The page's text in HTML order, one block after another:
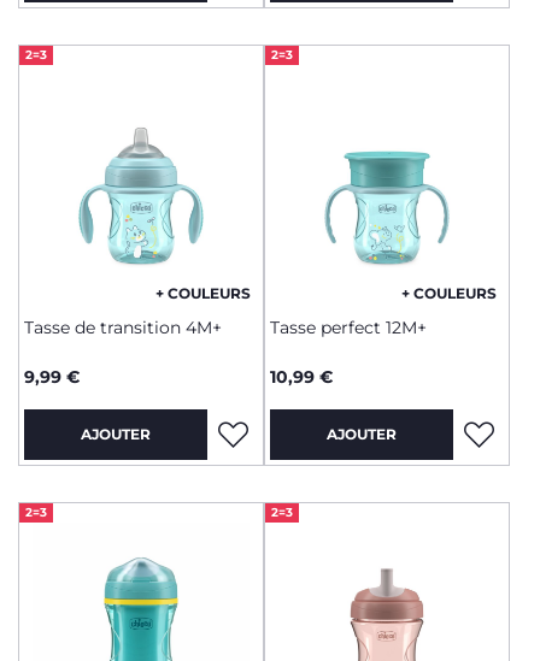
2=3
+ COULEURS
Tasse de transition 4M+
9,99 €
AJOUTER
2=3
+ COULEURS
Tasse perfect 12M+
10,99 €
AJOUTER
2=3 2=3